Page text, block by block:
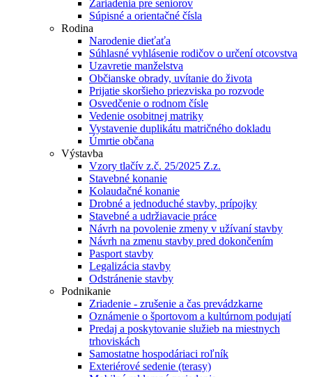
Zariadenia pre seniorov
Súpisné a orientačné čísla
Rodina
Narodenie dieťaťa
Súhlasné vyhlásenie rodičov o určení otcovstva
Uzavretie manželstva
Občianske obrady, uvítanie do života
Prijatie skoršieho priezviska po rozvode
Osvedčenie o rodnom čísle
Vedenie osobitnej matriky
Vystavenie duplikátu matričného dokladu
Úmrtie občana
Výstavba
Vzory tlačív z.č. 25/2025 Z.z.
Stavebné konanie
Kolaudačné konanie
Drobné a jednoduché stavby, prípojky
Stavebné a udržiavacie práce
Návrh na povolenie zmeny v užívaní stavby
Návrh na zmenu stavby pred dokončením
Pasport stavby
Legalizácia stavby
Odstránenie stavby
Podnikanie
Zriadenie - zrušenie a čas prevádzkarne
Oznámenie o športovom a kultúrnom podujatí
Predaj a poskytovanie služieb na miestnych
trhoviskách
Samostatne hospodáriaci roľník
Exteriérové sedenie (terasy)